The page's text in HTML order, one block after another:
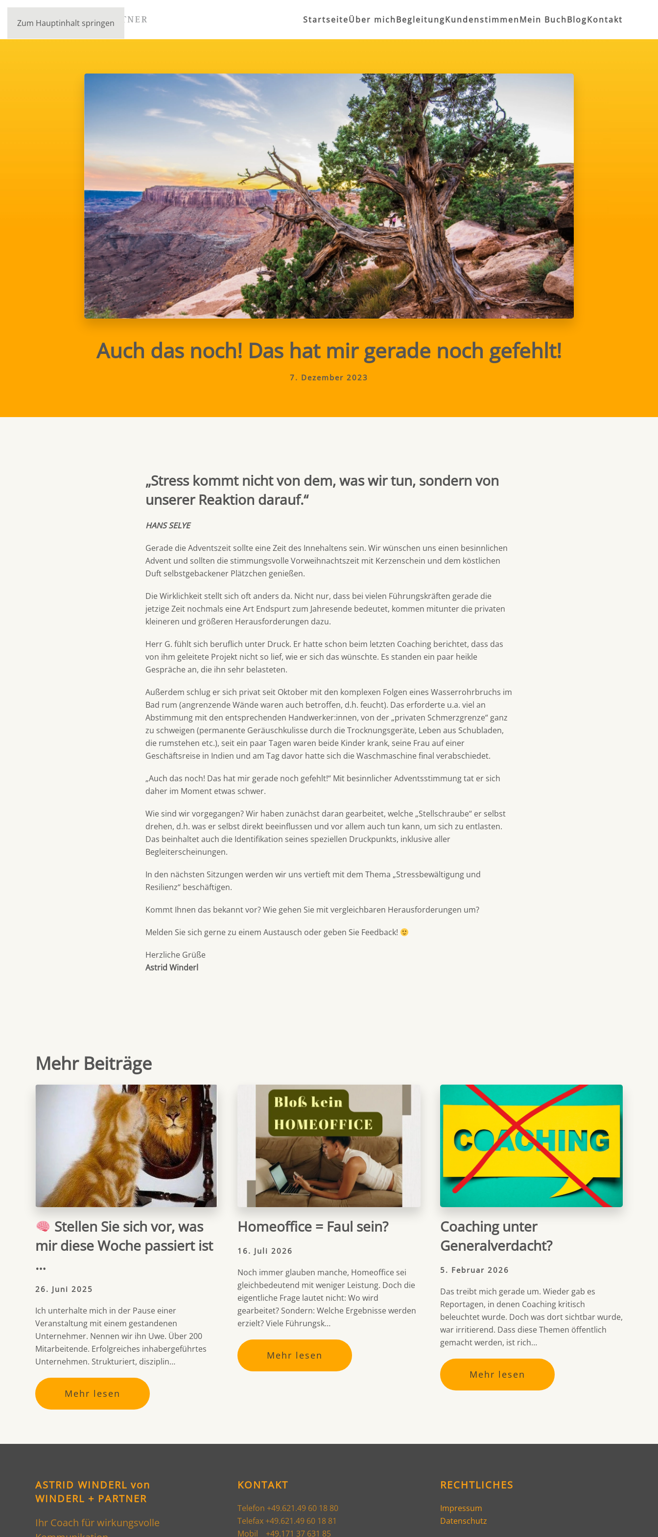
Zum Hauptinhalt springen StartseiteÜber michBegleitungKundenstimmenMein BuchBlogKontakt
Auch das noch! Das hat mir gerade noch gefehlt!
7. Dezember 2023
„Stress kommt nicht von dem, was wir tun, sondern von
unserer Reaktion darauf.“
HANS SELYE
Gerade die Adventszeit sollte eine Zeit des Innehaltens sein. Wir wünschen uns einen besinnlichen
Advent und sollten die stimmungsvolle Vorweihnachtszeit mit Kerzenschein und dem köstlichen
Duft selbstgebackener Plätzchen genießen.
Die Wirklichkeit stellt sich oft anders da. Nicht nur, dass bei vielen Führungskräften gerade die
jetzige Zeit nochmals eine Art Endspurt zum Jahresende bedeutet, kommen mitunter die privaten
kleineren und größeren Herausforderungen dazu.
Herr G. fühlt sich beruflich unter Druck. Er hatte schon beim letzten Coaching berichtet, dass das
von ihm geleitete Projekt nicht so lief, wie er sich das wünschte. Es standen ein paar heikle
Gespräche an, die ihn sehr belasteten.
Außerdem schlug er sich privat seit Oktober mit den komplexen Folgen eines Wasserrohrbruchs im
Bad rum (angrenzende Wände waren auch betroffen, d.h. feucht). Das erforderte u.a. viel an
Abstimmung mit den entsprechenden Handwerker:innen, von der „privaten Schmerzgrenze“ ganz
zu schweigen (permanente Geräuschkulisse durch die Trocknungsgeräte, Leben aus Schubladen,
die rumstehen etc.), seit ein paar Tagen waren beide Kinder krank, seine Frau auf einer
Geschäftsreise in Indien und am Tag davor hatte sich die Waschmaschine final verabschiedet.
„Auch das noch! Das hat mir gerade noch gefehlt!“ Mit besinnlicher Adventsstimmung tat er sich
daher im Moment etwas schwer.
Wie sind wir vorgegangen? Wir haben zunächst daran gearbeitet, welche „Stellschraube“ er selbst
drehen, d.h. was er selbst direkt beeinflussen und vor allem auch tun kann, um sich zu entlasten.
Das beinhaltet auch die Identifikation seines speziellen Druckpunkts, inklusive aller
Begleiterscheinungen.
In den nächsten Sitzungen werden wir uns vertieft mit dem Thema „Stressbewältigung und
Resilienz“ beschäftigen.
Kommt Ihnen das bekannt vor? Wie gehen Sie mit vergleichbaren Herausforderungen um?
Melden Sie sich gerne zu einem Austausch oder geben Sie Feedback!
Herzliche Grüße
Astrid Winderl
Mehr Beiträge
Stellen Sie sich vor, was
mir diese Woche passiert ist
…
26. Juni 2025
Ich unterhalte mich in der Pause einer
Veranstaltung mit einem gestandenen
Unternehmer. Nennen wir ihn Uwe. Über 200
Mitarbeitende. Erfolgreiches inhabergeführtes
Unternehmen. Strukturiert, disziplin…
Mehr lesen
Homeoffice = Faul sein?
16. Juli 2026
Noch immer glauben manche, Homeoffice sei
gleichbedeutend mit weniger Leistung. Doch die
eigentliche Frage lautet nicht: Wo wird
gearbeitet? Sondern: Welche Ergebnisse werden
erzielt? Viele Führungsk…
Mehr lesen
Coaching unter
Generalverdacht?
5. Februar 2026
Das treibt mich gerade um. Wieder gab es
Reportagen, in denen Coaching kritisch
beleuchtet wurde. Doch was dort sichtbar wurde,
war irritierend. Dass diese Themen öffentlich
gemacht werden, ist rich…
Mehr lesen
ASTRID WINDERL von
WINDERL + PARTNER
Ihr Coach für wirkungsvolle
KONTAKT
Telefon +49.621.49 60 18 80
Telefax +49.621.49 60 18 81
Mobil +49.171 37 631 85
RECHTLICHES
Impressum
Datenschutz